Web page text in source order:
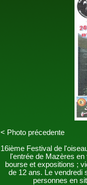
< Photo précedente
16ième Festival de
l'entrée de Mazères
bourse et expositions ;
de 12 ans. Le vendredi
personnes en